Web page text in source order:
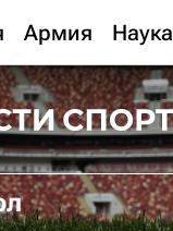
Армия Наука